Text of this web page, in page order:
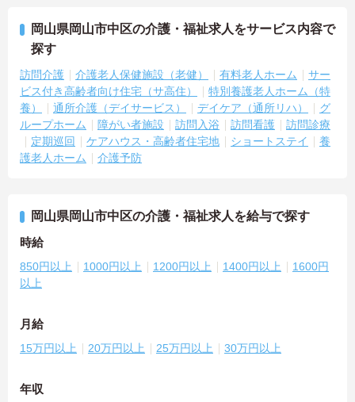
岡山県岡山市中区の介護・福祉求人をサービス内容で
探す
訪問介護 介護老人保健施設（老健） 有料老人ホーム
サー
ビス付き高齢者向け住宅（サ高住）
特別養護老人ホーム（特
養）
通所介護（デイサービス） デイケア（通所リハ）
グ
ループホーム
障がい者施設 訪問入浴 訪問看護
訪問診療
定期巡回
ケアハウス・高齢者住宅地 ショートステイ
養
護老人ホーム
介護予防
岡山県岡山市中区の介護・福祉求人を給与で探す
時給
850円以上 1000円以上 1200円以上 1400円以上
1600円
以上
月給
15万円以上 20万円以上 25万円以上 30万円以上
年収